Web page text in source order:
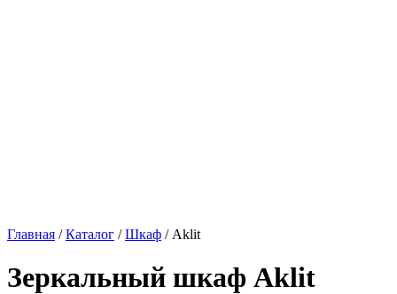
Главная /Каталог /Шкаф / Aklit
Зеркальный шкаф Aklit